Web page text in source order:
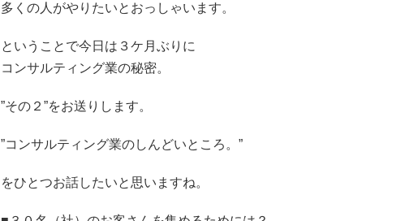
多くの人がやりたいとおっしゃいます。
ということで今日は３ケ月ぶりに
コンサルティング業の秘密。
”その２”をお送りします。
”コンサルティング業のしんどいところ。”
をひとつお話したいと思いますね。